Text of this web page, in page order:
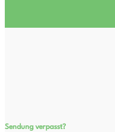
Sendung verpasst?